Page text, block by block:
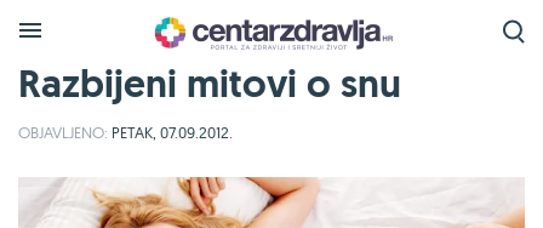
Razbijeni mitovi o snu
OBJAVLJENO: PETAK, 07.09.2012.